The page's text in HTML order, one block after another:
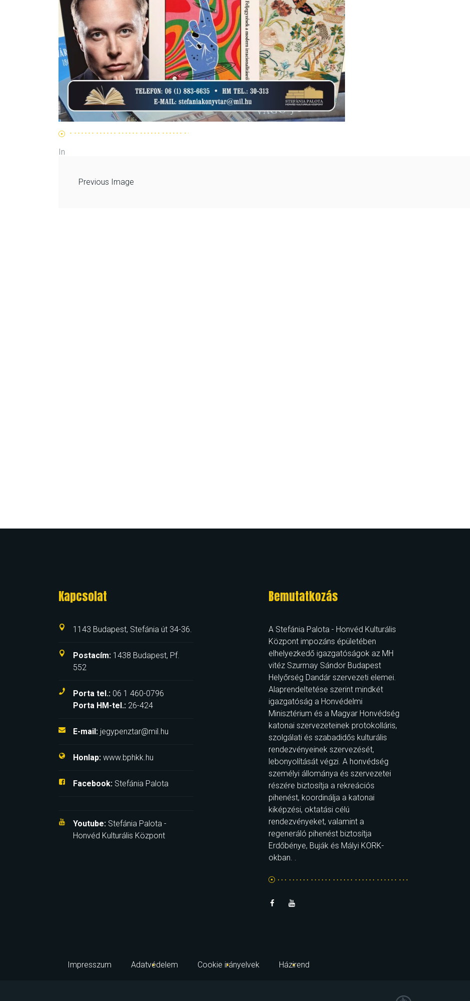
In
Previous Image
Kapcsolat
1143 Budapest, Stefánia út 34-36.
Postacím: 1438 Budapest, Pf.
552
Porta tel.: 06 1 460-0796
Porta HM-tel.: 26-424
E-mail: jegypenztar@mil.hu
Honlap: www.bphkk.hu
Facebook: Stefánia Palota
Youtube: Stefánia Palota -
Honvéd Kulturális Központ
Bemutatkozás
A Stefánia Palota - Honvéd Kulturális
Központ impozáns épületében
elhelyezkedő igazgatóságok az MH
vitéz Szurmay Sándor Budapest
Helyőrség Dandár szervezeti elemei.
Alaprendeltetése szerint mindkét
igazgatóság a Honvédelmi
Minisztérium és a Magyar Honvédség
katonai szervezeteinek protokolláris,
szolgálati és szabadidős kulturális
rendezvényeinek szervezését,
lebonyolítását végzi. A honvédség
személyi állománya és szervezetei
részére biztosítja a rekreációs
pihenést, koordinálja a katonai
kiképzési, oktatási célú
rendezvényeket, valamint a
regeneráló pihenést biztosítja
Erdőbénye, Buják és Mályi KORK-
okban. .
Impresszum Adatvédelem Cookie irányelvek Házirend